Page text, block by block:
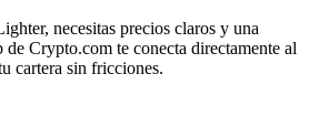
necesitas precios claros y una
Crypto.com te conecta directamente al
cartera sin fricciones.